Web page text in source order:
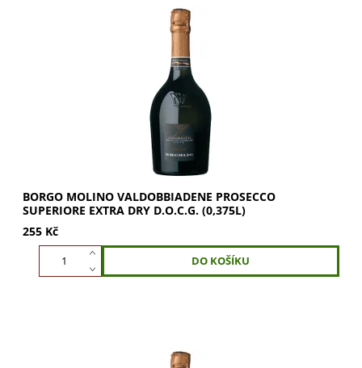
Borgo Molino Valdobbiadene Prosecco Superiore Extra
Dry DOCG 0,375l. Zářivá slámová barva, ovocná vůně
jablka a broskve s nádechem tropického...
BORGO MOLINO VALDOBBIADENE PROSECCO
SUPERIORE EXTRA DRY D.O.C.G. (0,375L)
255 Kč